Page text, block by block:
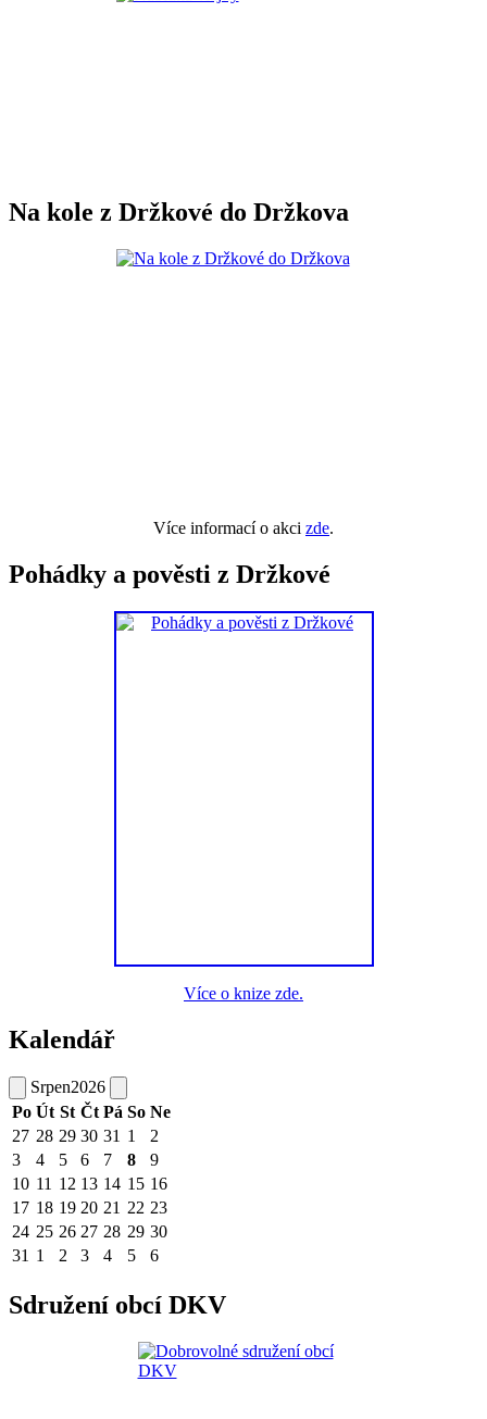
Na kole z Držkové do Držkova
Více informací o akci zde.
Pohádky a pověsti z Držkové
Více o knize zde.
Kalendář
Srpen2026
Po Út St Čt Pá So Ne
27 28 29 30 31 1
2
3
4 5 6 7 8
9
10 11 12 13 14 15 16
17 18 19 20 21 22 23
24 25 26 27 28 29 30
31 1 2 3 4 5 6
Sdružení obcí DKV